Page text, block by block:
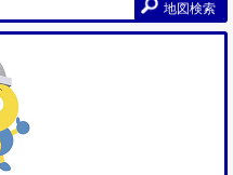
地図検索